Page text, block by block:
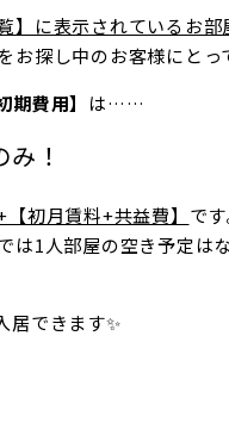
】に表示されているお部
探し中のお客様にとっ
期費用】 は……
み！
【初月賃料+共益費】 です
1人部屋の空き予定は
居できます✨